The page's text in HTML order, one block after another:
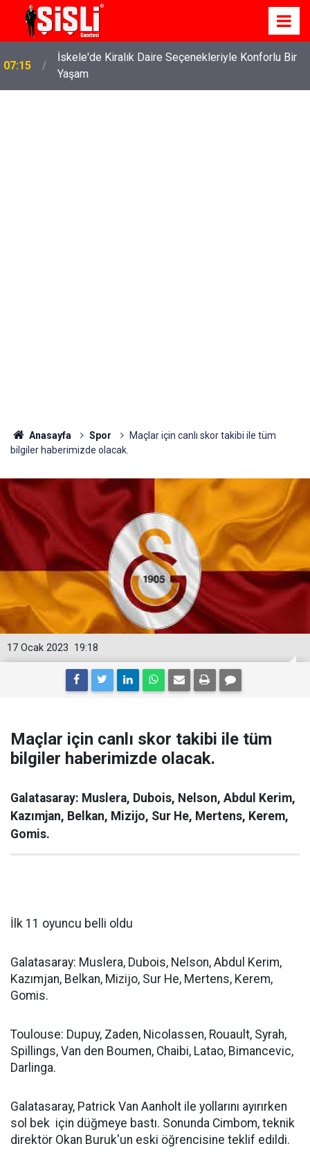
07:15
İskele'de Kiralık Daire Seçenekleriyle Konforlu Bir
Yaşam
Anasayfa Spor
Maçlar için canlı skor takibi ile tüm
bilgiler haberimizde olacak.
19:18
17 Ocak 2023
Maçlar için canlı skor takibi ile tüm
bilgiler haberimizde olacak.
Galatasaray: Muslera, Dubois, Nelson, Abdul Kerim,
Kazımjan, Belkan, Mizijo, Sur He, Mertens, Kerem,
Gomis.
İlk 11 oyuncu belli oldu
Galatasaray: Muslera, Dubois, Nelson, Abdul Kerim,
Kazımjan, Belkan, Mizijo, Sur He, Mertens, Kerem,
Gomis.
Toulouse: Dupuy, Zaden, Nicolassen, Rouault, Syrah,
Spillings, Van den Boumen, Chaibi, Latao, Bimancevic,
Darlinga.
Galatasaray, Patrick Van Aanholt ile yollarını ayırırken
sol bek için düğmeye bastı. Sonunda Cimbom, teknik
direktör Okan Buruk'un eski öğrencisine teklif edildi.